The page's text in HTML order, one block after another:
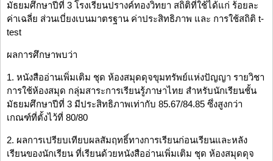
มัธยมศึกษาปีที่ 3 โรงเรียนปรางค์ทองวิทยา สถิติที่ใช้ได้แก่ ร้อยละ
ค่าเฉลี่ย ส่วนเบี่ยงเบนมาตรฐาน ค่าประสิทธิภาพ และ การใช้สถิติ t-
test
ผลการศึกษาพบว่า
1. หนังสืออ่านเพิ่มเติม ชุด ห้องสมุดดุจขุมทรัพย์แห่งปัญญา รายวิชา
การใช้ห้องสมุด กลุ่มสาระการเรียนรู้ภาษาไทย สำหรับนักเรียนชั้น
มัธยมศึกษาปีที่ 3 มีประสิทธิภาพเท่ากับ 85.67/84.85 ซึ่งสูงกว่า
เกณฑ์ที่ตั้งไว้ที่ 80/80
2. ผลการเปรียบเทียบผลสัมฤทธิ์ทางการเรียนก่อนเรียนและหลัง
เรียนของนักเรียน ที่เรียนด้วยหนังสืออ่านเพิ่มเติม ชุด ห้องสมุดดุจ